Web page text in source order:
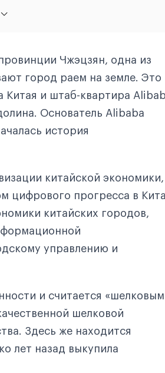
Чжэцзян, одна из
город раем на земле. Это
Китая и штаб-квартира
Основатель Alibaba
история
китайской экономики,
цифрового прогресса в
китайских городов,
управлению и
и считается «шелковым
шелковой
Здесь же находится
лет назад выкупила